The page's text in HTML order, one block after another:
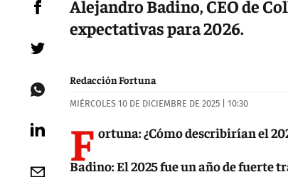
Alejandro Badino, CEO de
expectativas para 2026.
Redacción Fortuna
MIÉRCOLES 10 DE DICIEMBRE DE 2025 | 10:30
F ortuna: ¿Cómo describirían el
Badino: El 2025 fue un año de fuerte